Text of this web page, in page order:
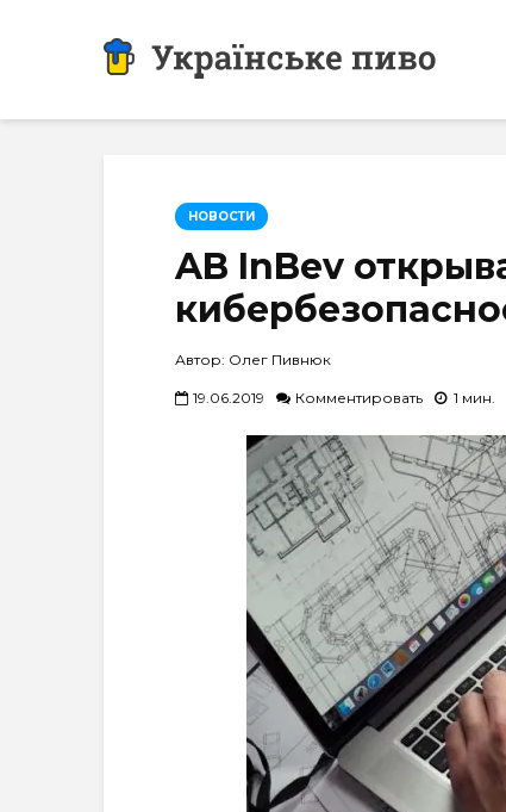
НОВОСТИ
AB InBev
Автор: Олег Пивнюк
19.06.2019 Комментировать 1 мин.